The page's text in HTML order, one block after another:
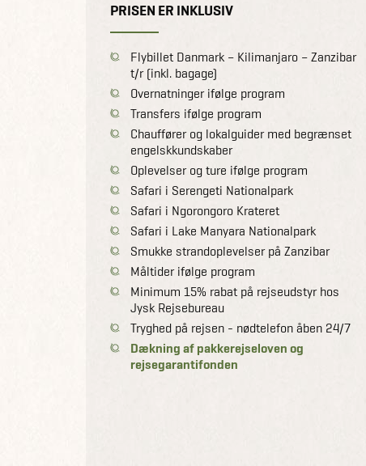
PRISEN ER INKLUSIV
Flybillet Danmark – Kilimanjaro – Zanzibar
t/r (inkl. bagage)
Overnatninger ifølge program
Transfers ifølge program
Chauffører og lokalguider med begrænset
engelskkundskaber
Oplevelser og ture ifølge program
Safari i Serengeti Nationalpark
Safari i Ngorongoro Krateret
Safari i Lake Manyara Nationalpark
Smukke strandoplevelser på Zanzibar
Måltider ifølge program
Minimum 15% rabat på rejseudstyr hos
Jysk Rejsebureau
Tryghed på rejsen - nødtelefon åben 24/7
Dækning af pakkerejseloven og
rejsegarantifonden